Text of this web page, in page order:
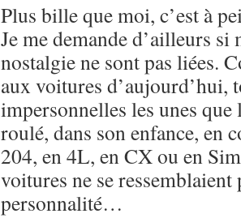
Plus bille que moi, c’est à
Je me demande d’ailleurs
nostalgie ne sont pas liées.
aux voitures d’aujourd’hui,
impersonnelles les unes que
roulé, dans son enfance, en
204, en 4L, en CX ou en
voitures ne se ressemblaient
personnalité…